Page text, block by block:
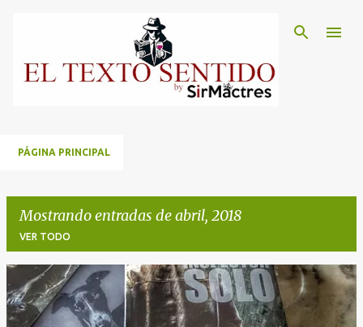
Ir al contenido principal
PÁGINA PRINCIPAL
Mostrando entradas de abril, 2018
VER TODO
E
n